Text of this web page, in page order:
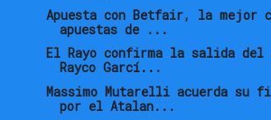
Apuesta con Betfair, la mejor
apuestas de ...
El Rayo confirma la salida del
Rayco Garcí...
Massimo Mutarelli acuerda su
por el Atalan...